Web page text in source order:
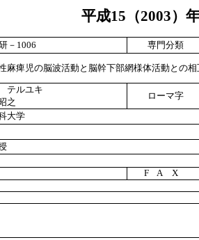
平成15 （2003）
－ 1006 専門分類
麻痺児の脳波活動と脳幹下部網様体活動との
テルユキ
之
ローマ字
大学
FAX